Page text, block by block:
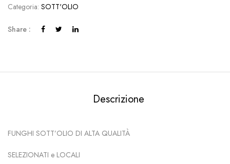
Categoria: SOTT'OLIO
Share :
Descrizione
FUNGHI SOTT’OLIO DI ALTA QUALITÀ
SELEZIONATI e LOCALI